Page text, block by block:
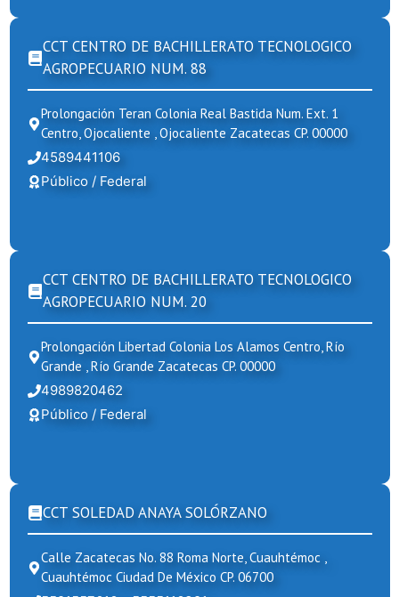
CCT CENTRO DE BACHILLERATO TECNOLOGICO
AGROPECUARIO NUM. 88
Prolongación Teran Colonia Real Bastida Num. Ext. 1
Centro, Ojocaliente , Ojocaliente Zacatecas CP. 00000
4589441106
Público / Federal
CCT CENTRO DE BACHILLERATO TECNOLOGICO
AGROPECUARIO NUM. 20
Prolongación Libertad Colonia Los Alamos Centro, Río
Grande , Río Grande Zacatecas CP. 00000
4989820462
Público / Federal
CCT SOLEDAD ANAYA SOLÓRZANO
Calle Zacatecas No. 88 Roma Norte, Cuauhtémoc ,
Cuauhtémoc Ciudad De México CP. 06700